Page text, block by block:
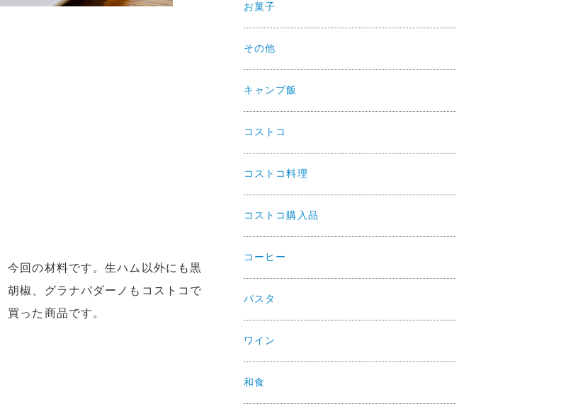
今回の材料です。生ハム以外にも黒
胡椒、グラナパダーノもコストコで
買った商品です。
お菓子
その他
キャンプ飯
コストコ
コストコ料理
コストコ購入品
コーヒー
パスタ
ワイン
和食